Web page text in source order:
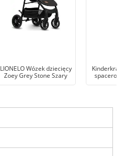
LIONELO Wózek dziecięcy
Zoey Grey Stone Szary